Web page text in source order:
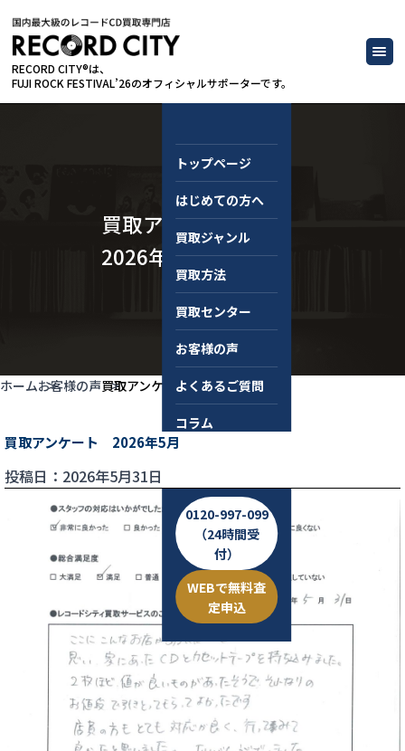
RECORD CITY®は、
FUJI ROCK FESTIVAL’26のオフィシャルサポーターです。
トップページ
はじめての方へ
買取ジャンル
買取方法
買取センター
お客様の声
よくあるご質問
コラム
0120-997-099
（24時間受
付）
WEBで無料査
定申込
買取アンケート
2026年5月
ホームお客様の声買取アンケート 2026年5月
買取アンケート 2026年5月
投稿日：2026年5月31日